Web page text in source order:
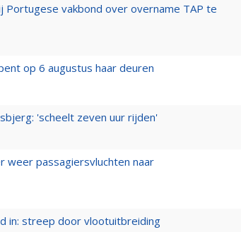
vakbond over overname TAP te
op 6 augustus haar deuren
'scheelt zeven uur rijden'
weer passagiersvluchten naar
in: streep door vlootuitbreiding